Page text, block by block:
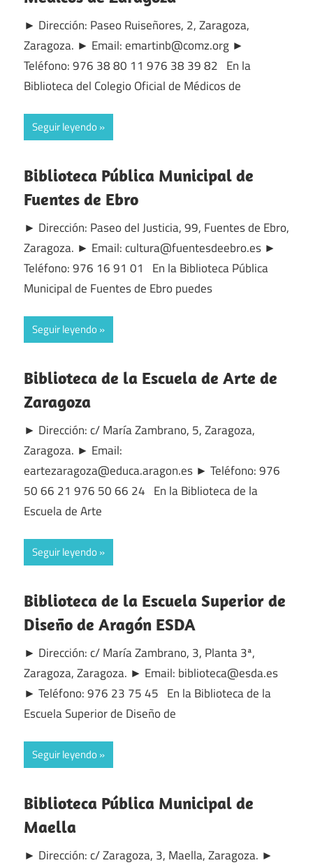
► Dirección: Paseo Ruiseñores, 2, Zaragoza,
Zaragoza. ► Email: emartinb@comz.org ►
Teléfono: 976 38 80 11 976 38 39 82 En la
Biblioteca del Colegio Oficial de Médicos de
Seguir leyendo
Biblioteca Pública Municipal de
Fuentes de Ebro
► Dirección: Paseo del Justicia, 99, Fuentes de Ebro,
Zaragoza. ► Email: cultura@fuentesdeebro.es ►
Teléfono: 976 16 91 01 En la Biblioteca Pública
Municipal de Fuentes de Ebro puedes
Seguir leyendo
Biblioteca de la Escuela de Arte de
Zaragoza
► Dirección: c/ María Zambrano, 5, Zaragoza,
Zaragoza. ► Email:
eartezaragoza@educa.aragon.es ► Teléfono: 976
50 66 21 976 50 66 24 En la Biblioteca de la
Escuela de Arte
Seguir leyendo
Biblioteca de la Escuela Superior de
Diseño de Aragón ESDA
► Dirección: c/ María Zambrano, 3, Planta 3ª,
Zaragoza, Zaragoza. ► Email: biblioteca@esda.es
► Teléfono: 976 23 75 45 En la Biblioteca de la
Escuela Superior de Diseño de
Seguir leyendo
Biblioteca Pública Municipal de
Maella
► Dirección: c/ Zaragoza, 3, Maella, Zaragoza. ►